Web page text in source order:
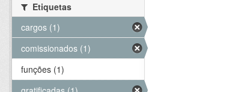
Etiquetas
cargos (1)
comissionados (1)
funções (1)